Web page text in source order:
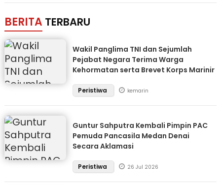
BERITA TERBARU
Wakil Panglima TNI dan Sejumlah
Pejabat Negara Terima Warga
Kehormatan serta Brevet Korps Marinir
Peristiwa kemarin
Guntur Sahputra Kembali Pimpin PAC
Pemuda Pancasila Medan Denai
Secara Aklamasi
Peristiwa 26 Jul 2026